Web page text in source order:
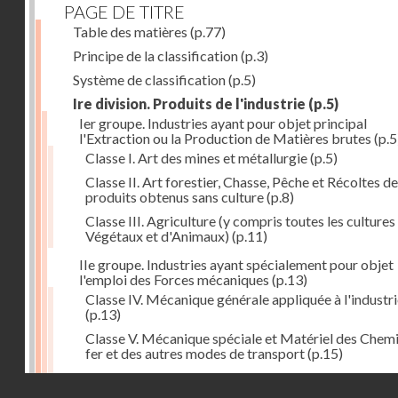
PAGE DE TITRE
Table des matières (p.77)
Principe de la classification(p.3)
Système de classification(p.5)
Ire division. Produits de l'industrie (p.5)
Ier groupe. Industries ayant pour objet principal
l'Extraction ou la Production de Matières brutes
Classe I. Art des mines et métallurgie(p.5)
Classe II. Art forestier, Chasse, Pêche et Récoltes de
produits obtenus sans culture(p.8)
Classe III. Agriculture (y compris toutes les cultures
Végétaux et d'Animaux) (p.11)
IIe groupe. Industries ayant spécialement pour objet
l'emploi des Forces mécaniques (p.13)
Classe IV. Mécanique générale appliquée à
(p.13)
Classe V. Mécanique spéciale et Matériel des
fer et des autres modes de transport(p.15)
Classe VI. Mécanique spéciale et Matériel des